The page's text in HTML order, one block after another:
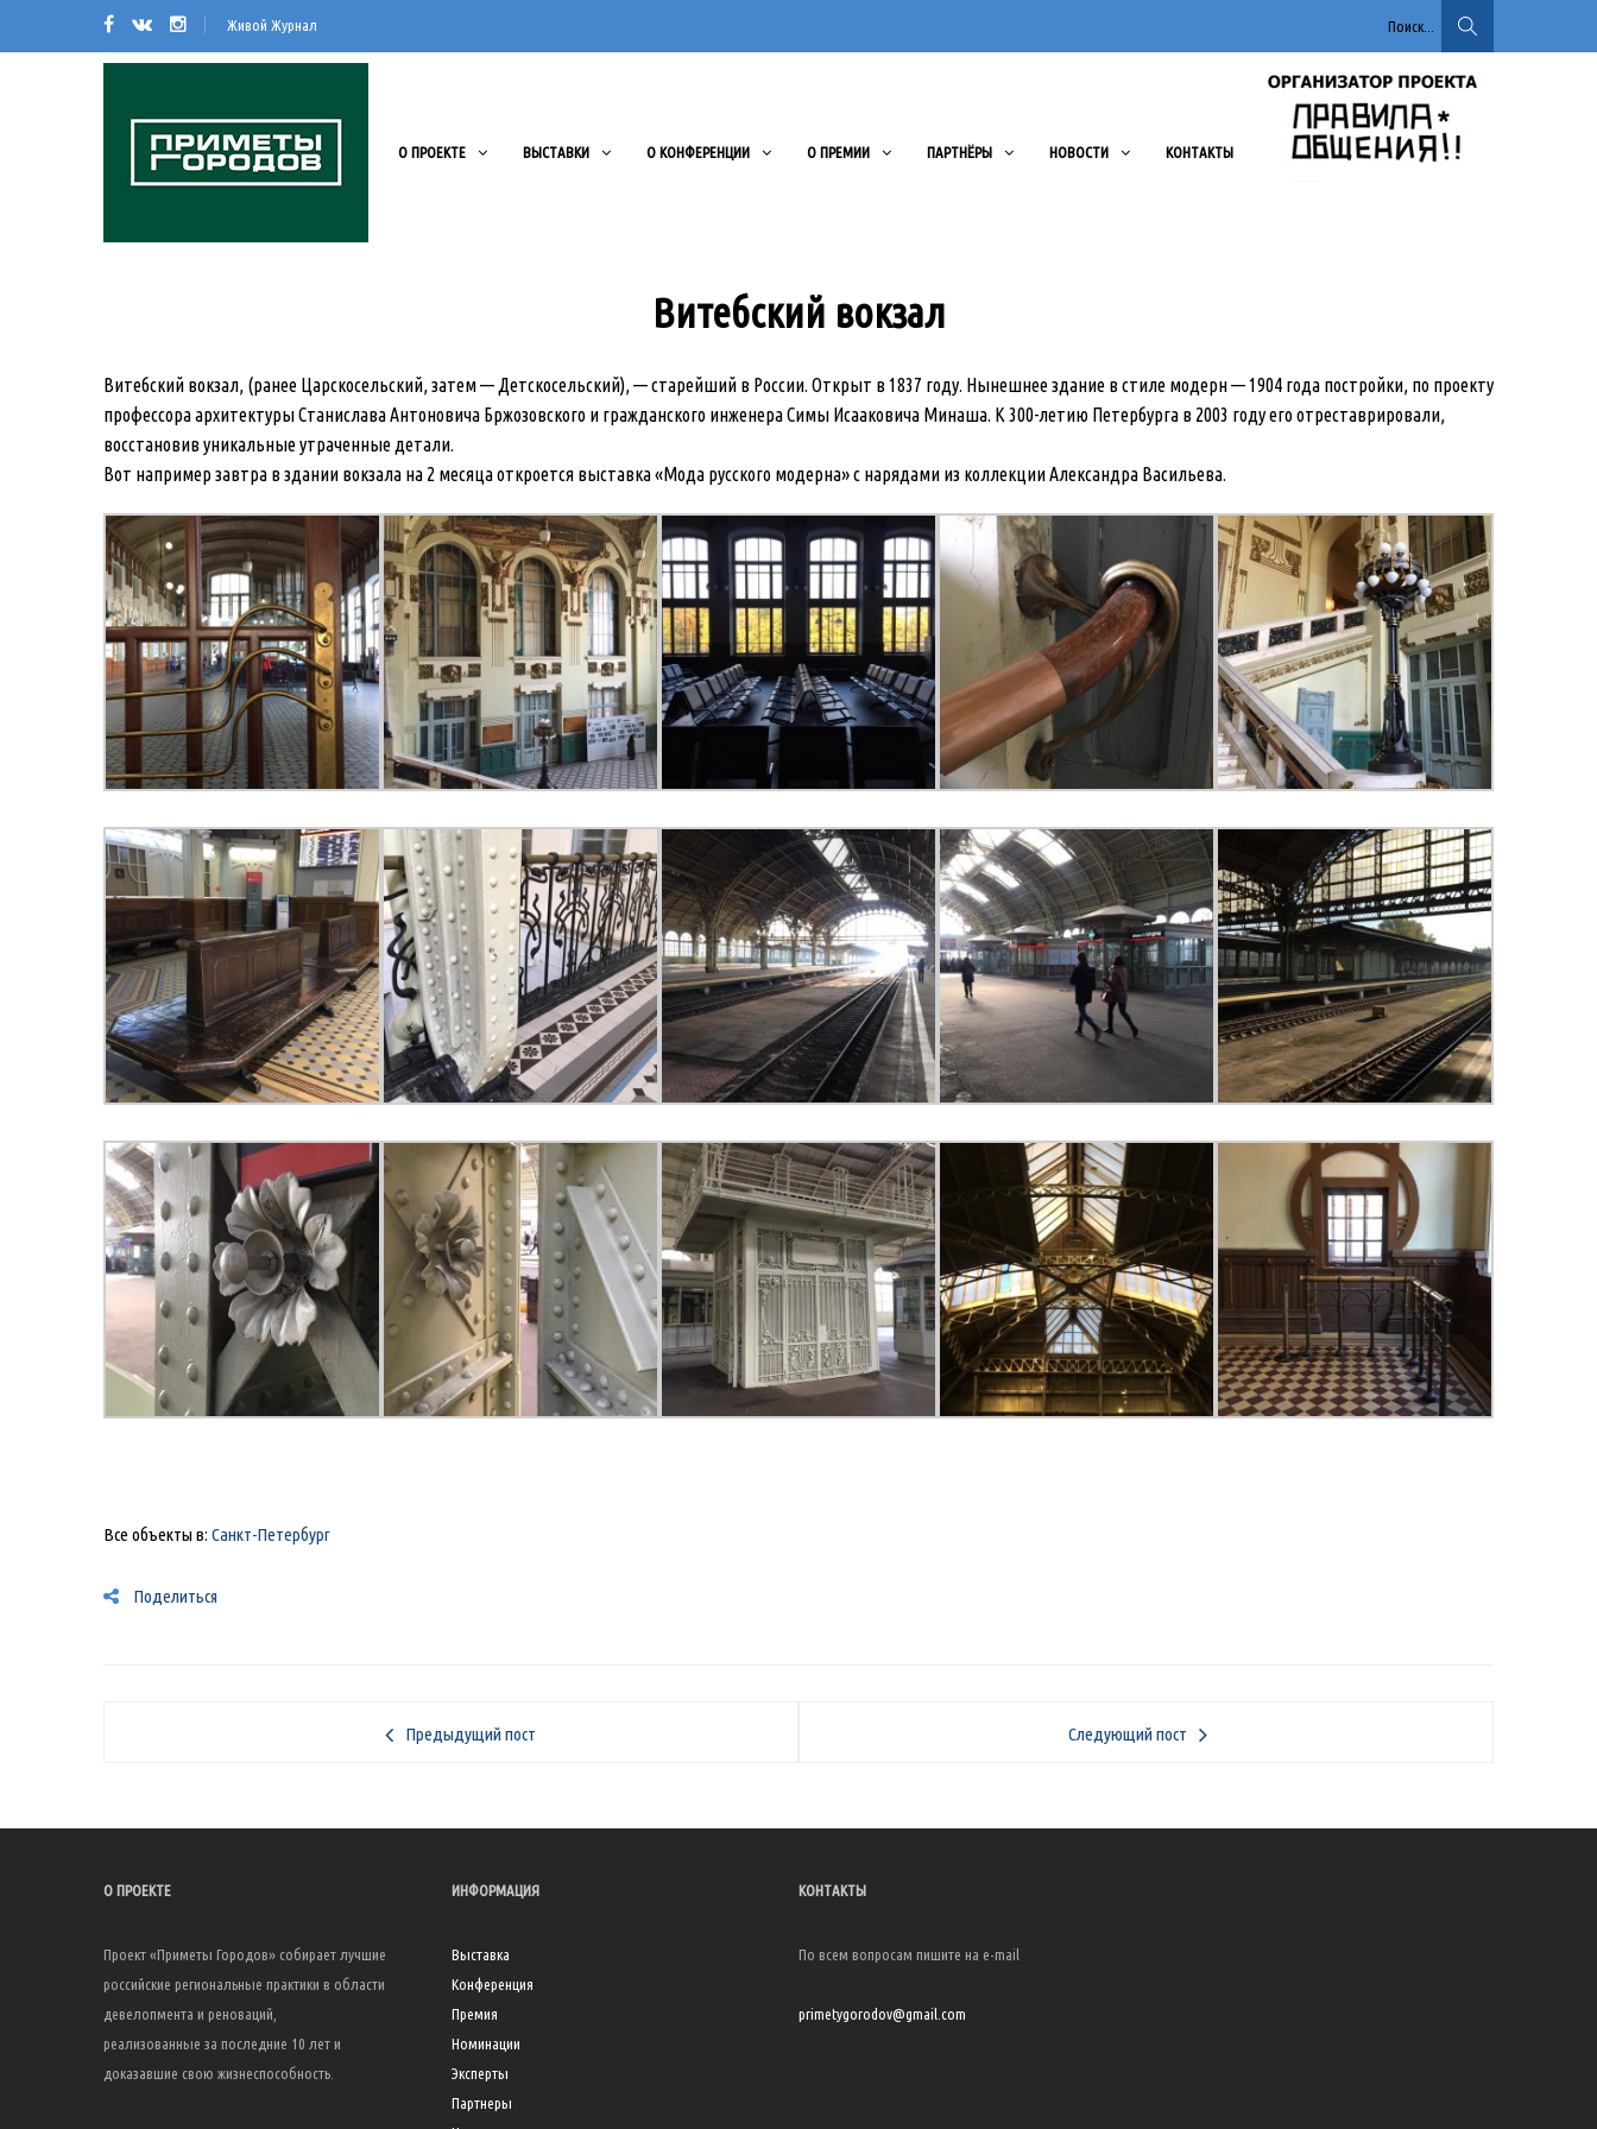
Живой Журнал Поиск...
О ПРОЕКТЕ ВЫСТАВКИ О КОНФЕРЕНЦИИ О ПРЕМИИ ПАРТНЁРЫ НОВОСТИ КОНТАКТЫ
Витебский вокзал
Витебский вокзал, (ранее Царскосельский, затем — Детскосельский), — старейший в России. Открыт в 1837 году. Нынешнее здание в стиле модерн — 1904 года постройки, по проекту
профессора архитектуры Станислава Антоновича Бржозовского и гражданского инженера Симы Исааковича Минаша. К 300-летию Петербурга в 2003 году его отреставрировали,
восстановив уникальные утраченные детали.
Вот например завтра в здании вокзала на 2 месяца откроется выставка «Мода русского модерна» с нарядами из коллекции Александра Васильева.
Все объекты в: Санкт-Петербург
Поделиться
Предыдущий пост Следующий пост
О ПРОЕКТЕ
Проект «Приметы Городов» собирает лучшие
российские региональные практики в области
девелопмента и реноваций,
реализованные за последние 10 лет и
доказавшие свою жизнеспособность.
ИНФОРМАЦИЯ
Выставка
Конференция
Премия
Номинации
Эксперты
Партнеры
КОНТАКТЫ
По всем вопросам пишите на e-mail
primetygorodov@gmail.com